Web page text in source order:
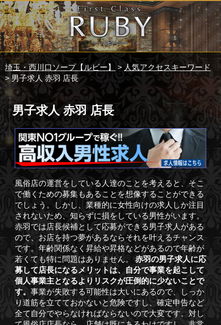
埼玉・西川口ソープ【ルビー】 > 人気アクセスキーワード
> 男子求人 赤羽 店長
男子求人 赤羽 店長
風俗店の運営をしている人達のことを考えると、そこ
で働くための募集もあることを想像することができる
でしょう。しかし、業種的に女性向けの求人しか注目
されないため、知らずに損をしている男性がいます。
赤羽では店長候補として応募ができる男子求人がある
ので、お店を持つ夢があるならそれを叶えるチャンス
です。年齢関係なく昇給や昇格などがあるので年齢が
若くても特に問題はありません。 赤羽の男子求人に応
募して店長になるメリットは、自分で事業を起こして
個人事業主となるよりリスクが圧倒的に少ないことで
す。 事業が失敗する可能性は大いにあるので、しっか
り道筋を立てておかないと危険ですし、確定申告など
全て自分でやらなければならないので大変です。対し